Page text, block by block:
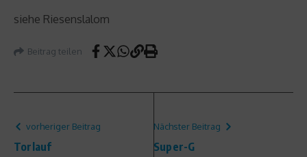
siehe Riesenslalom
Beitrag teilen
vorheriger Beitrag
Torlauf
Nächster Beitrag
Super-G